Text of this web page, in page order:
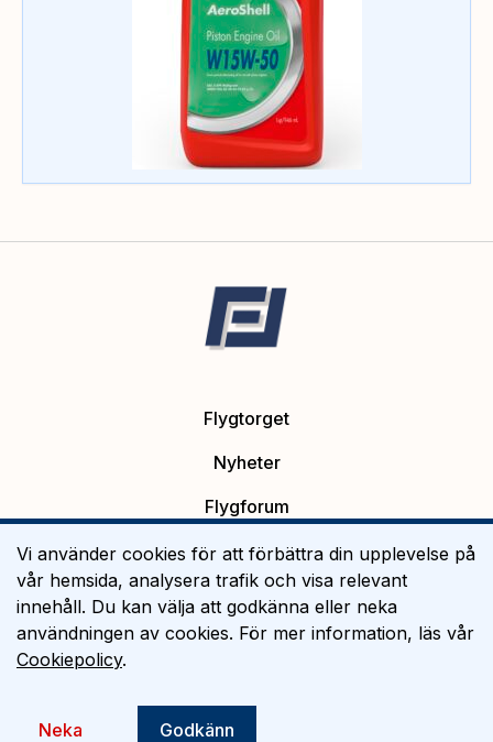
Flygtorget
Nyheter
Flygforum
Platsannonser
Flygutbildning
Om Flygtorget
Vi använder cookies för att förbättra din upplevelse på
vår hemsida, analysera trafik och visa relevant
innehåll. Du kan välja att godkänna eller neka
användningen av cookies. För mer information, läs vår
Cookiepolicy.
Neka Godkänn